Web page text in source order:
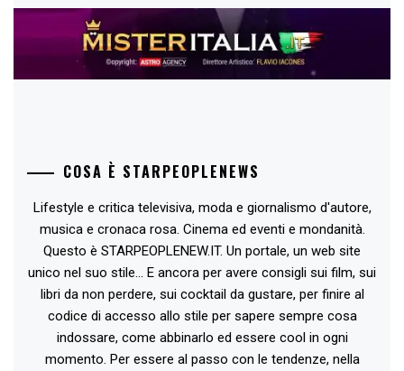
COSA È STARPEOPLENEWS
Lifestyle e critica televisiva, moda e giornalismo d'autore,
musica e cronaca rosa. Cinema ed eventi e mondanità.
Questo è STARPEOPLENEW.IT. Un portale, un web site
unico nel suo stile... E ancora per avere consigli sui film, sui
libri da non perdere, sui cocktail da gustare, per finire al
codice di accesso allo stile per sapere sempre cosa
indossare, come abbinarlo ed essere cool in ogni
momento. Per essere al passo con le tendenze, nella